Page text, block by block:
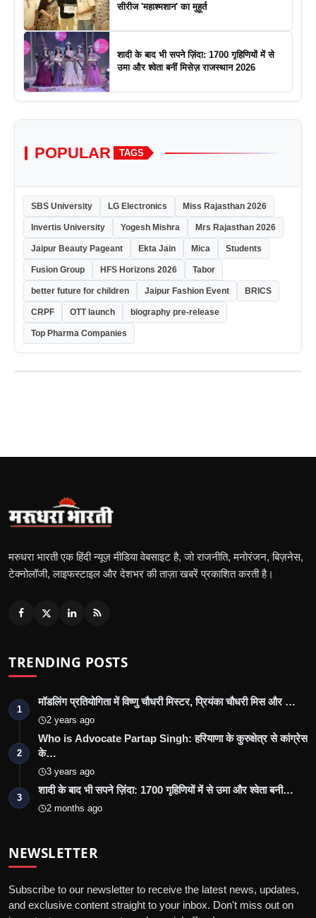
सीरीज 'महाश्मशान' का मुहूर्त
शादी के बाद भी सपने ज़िंदा: 1700 गृहिणियों में से
उमा और श्वेता बनीं मिसेज़ राजस्थान 2026
POPULAR TAGS
SBS University LG Electronics Miss Rajasthan 2026
Invertis University Yogesh Mishra Mrs Rajasthan 2026
Jaipur Beauty Pageant Ekta Jain Mica Students
Fusion Group HFS Horizons 2026 Tabor
better future for children Jaipur Fashion Event BRICS
CRPF OTT launch biography pre-release
Top Pharma Companies
मरुधरा भारती एक हिंदी न्यूज़ मीडिया वेबसाइट है, जो राजनीति, मनोरंजन, बिज़नेस,
टेक्नोलॉजी, लाइफस्टाइल और देशभर की ताज़ा खबरें प्रकाशित करती है।
TRENDING POSTS
1
मॉडलिंग प्रतियोगिता में विष्णु चौधरी मिस्टर, प्रियंका चौधरी मिस और …
2 years ago
2
Who is Advocate Partap Singh: हरियाणा के कुरुक्षेत्र से कांग्रेस
के…
3 years ago
3
शादी के बाद भी सपने ज़िंदा: 1700 गृहिणियों में से उमा और श्वेता बनी…
2 months ago
NEWSLETTER
Subscribe to our newsletter to receive the latest news, updates,
and exclusive content straight to your inbox. Don't miss out on